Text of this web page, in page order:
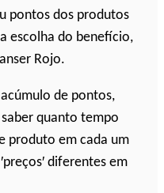
pontos dos produtos
escolha do benefício,
Rojo.
de pontos,
quanto tempo
produto em cada um
diferentes em